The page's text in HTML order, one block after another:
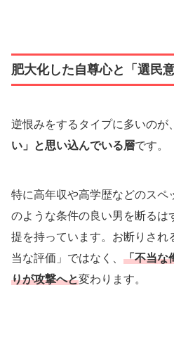
肥大化した自尊心と「選民意
逆恨みをするタイプに多いのが、
い」と思い込んでいる層です。
特に高年収や高学歴などのスペ
のような条件の良い男を断るは
提を持っています。お断りされ
当な評価」ではなく、 「不当な
りが攻撃へと変わります。